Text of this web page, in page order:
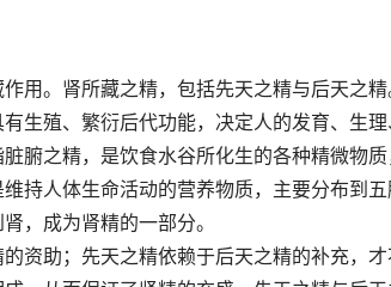
用。肾所藏之精，包括先天之精与后天之
生殖、繁衍后代功能，决定人的发育、生理
腑之精，是饮食水谷所化生的各种精微物
持人体生命活动的营养物质，主要分布到
，成为肾精的一部分。
资助；先天之精依赖于后天之精的补充，